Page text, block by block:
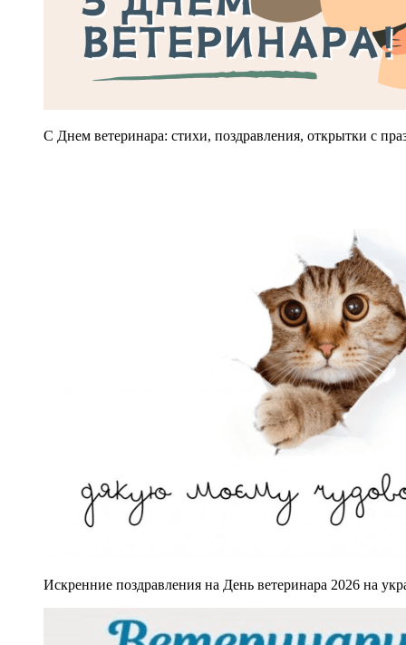
С Днем ветеринара: стихи, поздравления, открытки с
Искренние поздравления на День ветеринара 2026 на